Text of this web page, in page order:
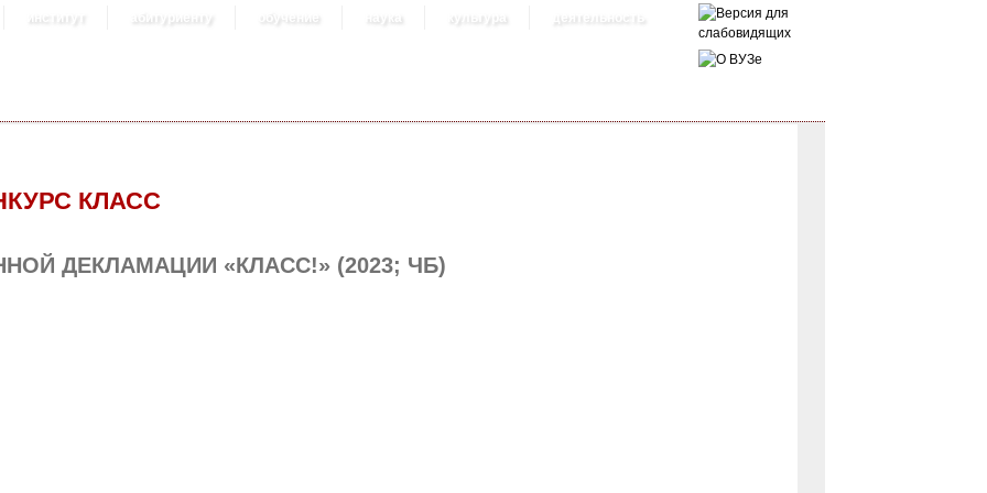
институт абитуриенту обучение наука культура деятельность
КЛАСС
ДЕКЛАМАЦИИ «КЛАСС!» (2023; ЧБ)